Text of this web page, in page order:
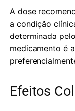
A dose
a condição
determinada
medicamento é
Efeitos